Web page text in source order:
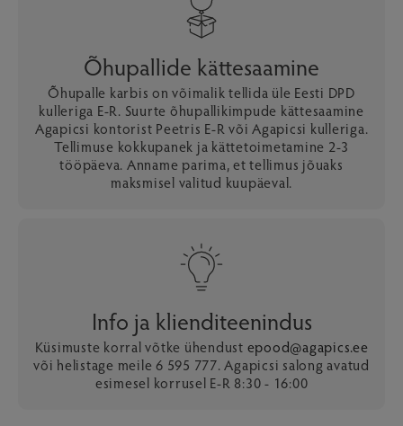
Õhupallide kättesaamine
Õhupalle karbis on võimalik tellida üle Eesti DPD
kulleriga E-R. Suurte õhupallikimpude kättesaamine
Agapicsi kontorist Peetris E-R või Agapicsi kulleriga.
Tellimuse kokkupanek ja kättetoimetamine 2-3
tööpäeva. Anname parima, et tellimus jõuaks
maksmisel valitud kuupäeval.
Info ja klienditeenindus
Küsimuste korral võtke ühendust epood@agapics.ee
või helistage meile 6 595 777. Agapicsi salong avatud
esimesel korrusel E-R 8:30 - 16:00